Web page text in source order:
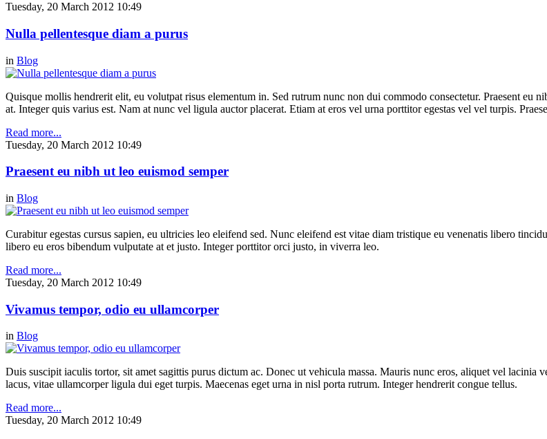
Tuesday, 20 March 2012 10:49
Nulla pellentesque diam a purus
in Blog
Quisque mollis hendrerit elit, eu volutpat risus elementum in. Sed rutrum nunc non dui commodo consectetur. Praesent eu
at. Integer quis varius est. Nam at nunc vel ligula auctor placerat. Etiam at eros vel urna porttitor egestas vel vel turpis.
Read more...
Tuesday, 20 March 2012 10:49
Praesent eu nibh ut leo euismod semper
in Blog
Curabitur egestas cursus sapien, eu ultricies leo eleifend sed. Nunc eleifend est vitae diam tristique eu venenatis libero
libero eu eros bibendum vulputate at et justo. Integer porttitor orci justo, in viverra leo.
Read more...
Tuesday, 20 March 2012 10:49
Vivamus tempor, odio eu ullamcorper
in Blog
Duis suscipit iaculis tortor, sit amet sagittis purus dictum ac. Donec ut vehicula massa. Mauris nunc eros, aliquet vel
lacus, vitae ullamcorper ligula dui eget turpis. Maecenas eget urna in nisl porta rutrum. Integer hendrerit congue tellus.
Read more...
Tuesday, 20 March 2012 10:49